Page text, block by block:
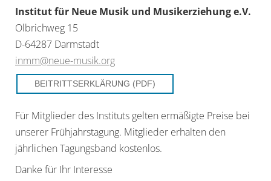
Institut für Neue Musik und Musikerziehung e.V.
Olbrichweg 15
D-64287 Darmstadt
inmm@neue-musik.org
BEITRITTSERKLÄRUNG (PDF)
Für Mitglieder des Instituts gelten ermäßigte Preise bei
unserer Frühjahrstagung. Mitglieder erhalten den
jährlichen Tagungsband kostenlos.
Danke für Ihr Interesse